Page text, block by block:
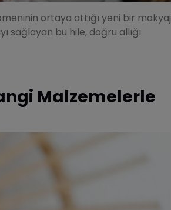
ortaya attığı yeni bir makyaj
sağlayan bu hile, doğru allığı
Malzemelerle